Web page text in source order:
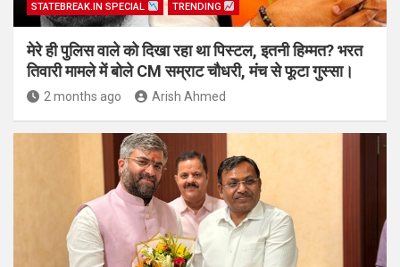
STATEBREAK.IN SPECIAL TRENDING
मेरे ही पुलिस वाले को दिखा रहा था पिस्टल, इतनी हिम्मत? भरत
तिवारी मामले में बोले CM सम्राट चौधरी, मंच से फूटा गुस्सा।
2 months ago Arish Ahmed